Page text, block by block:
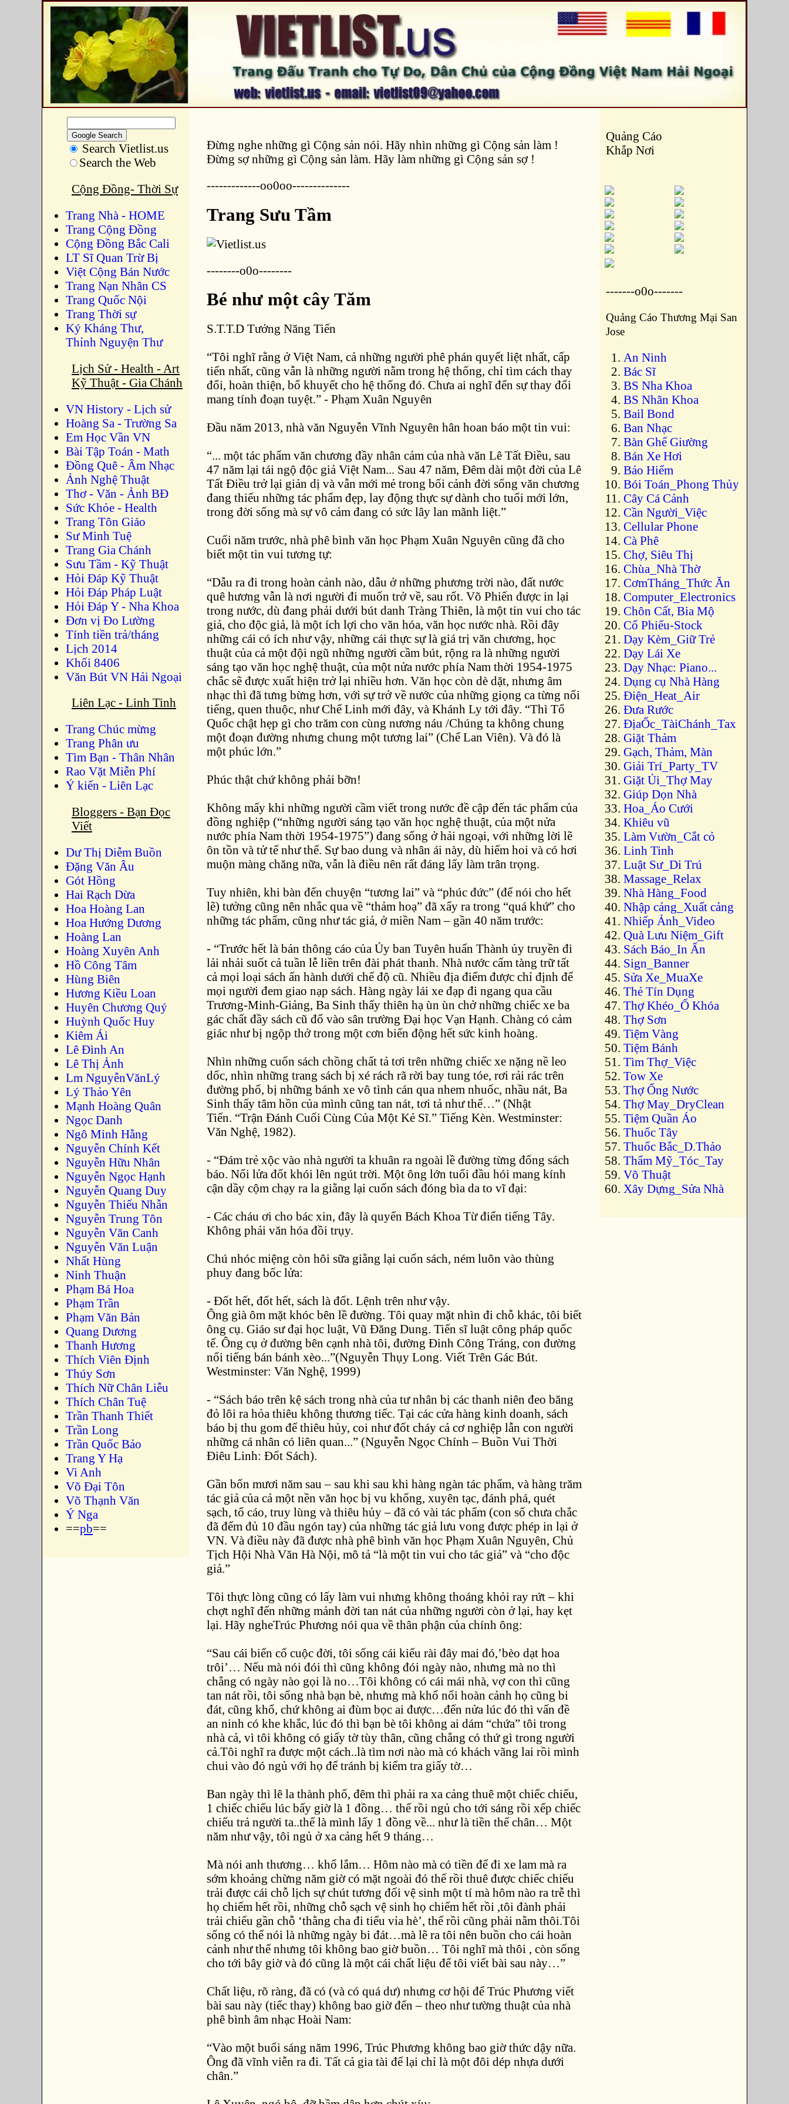
Search Vietlist.us
Search the Web
Cộng Đồng- Thời Sự
Trang Nhà - HOME
Trang Cộng Đồng
Cộng Đồng Bắc Cali
LT Sĩ Quan Trừ Bị
Việt Cộng Bán Nước
Trang Nạn Nhân CS
Trang Quốc Nội
Trang Thời sự
Ký Kháng Thư,
Thỉnh Nguyện Thư
Lịch Sử - Health - Art
Kỹ Thuật - Gia Chánh
VN History - Lịch sử
Hoàng Sa - Trường Sa
Em Học Vần VN
Bài Tập Toán - Math
Đồng Quê - Âm Nhạc
Ảnh Nghệ Thuật
Thơ - Văn - Ảnh BĐ
Sức Khỏe - Health
Trang Tôn Giáo
Sư Minh Tuệ
Trang Gia Chánh
Sưu Tầm - Kỹ Thuật
Hỏi Đáp Kỹ Thuật
Hỏi Đáp Pháp Luật
Hỏi Đáp Y - Nha Khoa
Đơn vị Đo Lường
Tính tiền trả/tháng
Lịch 2014
Khối 8406
Văn Bút VN Hải Ngoại
Liên Lạc - Linh Tinh
Trang Chúc mừng
Trang Phân ưu
Tìm Bạn - Thân Nhân
Rao Vặt Miễn Phí
Ý kiến - Liên Lạc
Bloggers - Bạn Đọc
Viết
Dư Thị Diễm Buồn
Ðặng Văn Âu
Gót Hồng
Hai Rạch Dừa
Hoa Hoàng Lan
Hoa Hướng Dương
Hoàng Lan
Hoàng Xuyên Anh
Hồ Công Tâm
Hùng Biên
Hương Kiều Loan
Huyên Chương Quý
Huỳnh Quốc Huy
Kiêm Ái
Lê Đình An
Lê Thị Ảnh
Lm NguyễnVănLý
Lý Thảo Yên
Mạnh Hoàng Quân
Ngọc Danh
Ngô Minh Hằng
Nguyễn Chính Kết
Nguyễn Hữu Nhân
Nguyễn Ngọc Hạnh
Nguyễn Quang Duy
Nguyễn Thiếu Nhẫn
Nguyễn Trung Tôn
Nguyễn Văn Canh
Nguyễn Văn Luận
Nhất Hùng
Ninh Thuận
Phạm Bá Hoa
Phạm Trần
Phạm Văn Bản
Quang Dương
Thanh Hương
Thích Viên Định
Thúy Sơn
Thích Nữ Chân Liễu
Thích Chân Tuệ
Trần Thanh Thiết
Trần Long
Trần Quốc Bảo
Trang Y Hạ
Vi Anh
Võ Đại Tôn
Võ Thạnh Văn
Ý Nga
==pb==
Quảng Cáo
Khắp Nơi
-------o0o-------
Quảng Cáo Thương Mại San
Jose
An Ninh
Bác Sĩ
BS Nha Khoa
BS Nhãn Khoa
Bail Bond
Ban Nhạc
Bàn Ghế Giường
Bán Xe Hơi
Bảo Hiểm
Bói Toán_Phong Thủy
Cây Cá Cảnh
Cần Người_Việc
Cellular Phone
Cà Phê
Chợ, Siêu Thị
Chùa_Nhà Thờ
CơmTháng_Thức Ăn
Computer_Electronics
Chôn Cất, Bia Mộ
Cổ Phiếu-Stock
Dạy Kèm_Giữ Trẻ
Dạy Lái Xe
Dạy Nhạc: Piano...
Dụng cụ Nhà Hàng
Điện_Heat_Air
Đưa Rước
ĐịaỐc_TàiChánh_Tax
Giặt Thảm
Gạch, Thảm, Màn
Giải Trí_Party_TV
Giặt Ủi_Thợ May
Giúp Dọn Nhà
Hoa_Áo Cưới
Khiêu vũ
Làm Vườn_Cắt cỏ
Linh Tinh
Luật Sư_Di Trú
Massage_Relax
Nhà Hàng_Food
Nhập cảng_Xuất cảng
Nhiếp Ảnh_Video
Quà Lưu Niệm_Gift
Sách Báo_In Ấn
Sign_Banner
Sửa Xe_MuaXe
Thẻ Tín Dụng
Thợ Khéo_Ổ Khóa
Thợ Sơn
Tiệm Vàng
Tiệm Bánh
Tìm Thợ_Việc
Tow Xe
Thợ Ống Nước
Thợ May_DryClean
Tiệm Quần Áo
Thuốc Tây
Thuốc Bắc_D.Thảo
Thẩm Mỹ_Tóc_Tay
Võ Thuật
Xây Dựng_Sửa Nhà
Đừng nghe những gì Cộng sản nói. Hãy nhìn những gì Cộng sản làm !
Đừng sợ những gì Cộng sản làm. Hãy làm những gì Cộng sản sợ !
-------------oo0oo--------------
Trang Sưu Tầm
--------o0o--------
Bé như một cây Tăm
S.T.T.D Tưởng Năng Tiến
“Tôi nghĩ rằng ở Việt Nam, cả những người phê phán quyết liệt nhất, cấp
tiến nhất, cũng vẫn là những người nằm trong hệ thống, chỉ tìm cách thay
đổi, hoàn thiện, bổ khuyết cho hệ thống đó. Chưa ai nghĩ đến sự thay đổi
mang tính đoạn tuyệt.” - Phạm Xuân Nguyên
Đầu năm 2013, nhà văn Nguyễn Vĩnh Nguyên hân hoan báo một tin vui:
“... một tác phẩm văn chương đầy nhân cảm của nhà văn Lê Tất Điều, sau
47 năm lại tái ngộ độc giả Việt Nam... Sau 47 năm, Đêm dài một đời của Lê
Tất Điều trở lại giản dị và vẫn mới mẻ trong bối cảnh đời sống văn chương
đang thiếu những tác phẩm đẹp, lay động thực sự dành cho tuổi mới lớn,
trong đời sống mà sự vô cảm đang có sức lây lan mãnh liệt.”
Cuối năm trước, nhà phê bình văn học Phạm Xuân Nguyên cũng đã cho
biết một tin vui tương tự:
“Dẫu ra đi trong hoàn cảnh nào, dẫu ở những phương trời nào, đất nước
quê hương vẫn là nơi người đi muốn trở về, sau rốt. Võ Phiến được in lại
trong nước, dù đang phải dưới bút danh Tràng Thiên, là một tin vui cho tác
giả, cho độc giả, là một ích lợi cho văn hóa, văn học nước nhà. Rồi đây
những cái có ích như vậy, những cái thực sự là giá trị văn chương, học
thuật của cả một đội ngũ những người cầm bút, rộng ra là những người
sáng tạo văn học nghệ thuật, của một nửa nước phía Nam thời 1954-1975
chắc sẽ được xuất hiện trở lại nhiều hơn. Văn học còn dè dặt, nhưng âm
nhạc thì đã tưng bừng hơn, với sự trở về nước của những giọng ca từng nổi
tiếng, quen thuộc, như Chế Linh mới đây, và Khánh Ly tới đây. “Thì Tổ
Quốc chật hẹp gì cho trăm con cùng nương náu /Chúng ta không chung
một đoạn đường nhưng chung một tương lai” (Chế Lan Viên). Và đó là
một phúc lớn.”
Phúc thật chứ không phải bỡn!
Không mấy khi những người cầm viết trong nước đề cập đến tác phẩm của
đồng nghiệp (“những người sáng tạo văn học nghệ thuật, của một nửa
nước phía Nam thời 1954-1975”) đang sống ở hải ngoại, với những lời lẽ
ôn tồn và tử tế như thế. Sự bao dung và nhân ái này, dù hiếm hoi và có hơi
muộn màng chăng nữa, vẫn là điều nên rất đáng lấy làm trân trọng.
Tuy nhiên, khi bàn đến chuyện “tương lai” và “phúc đức” (để nói cho hết
lẽ) tưởng cũng nên nhắc qua về “thảm hoạ” đã xẩy ra trong “quá khứ” cho
những tác phẩm, cũng như tác giả, ở miền Nam – gần 40 năm trước:
- “Trước hết là bản thông cáo của Ủy ban Tuyên huấn Thành ủy truyền đi
lải nhải suốt cả tuần lễ liền trên đài phát thanh. Nhà nước cấm tàng trữ tất
cả mọi loại sách ấn hành dưới chế độ cũ. Nhiều địa điểm được chỉ định để
mọi người đem giao nạp sách. Hàng ngày lái xe đạp đi ngang qua cầu
Trương-Minh-Giảng, Ba Sinh thấy thiên hạ ùn ùn chở những chiếc xe ba
gác chất đầy sách cũ đổ vào sân trường Đại học Vạn Hạnh. Chàng có cảm
giác như bị ngộp thở trong một cơn biến động hết sức kinh hoàng.
Nhìn những cuốn sách chồng chất tả tơi trên những chiếc xe nặng nề leo
dốc, nhìn những trang sách bị xé rách rã rời bay tung tóe, rơi rải rác trên
đường phố, bị những bánh xe vô tình cán qua nhem nhuốc, nhầu nát, Ba
Sinh thấy tâm hồn của mình cũng tan nát, tơi tả như thế…” (Nhật
Tiến. “Trận Đánh Cuối Cùng Của Một Kẻ Sĩ.” Tiếng Kèn. Westminster:
Văn Nghệ, 1982).
- “Đám trẻ xộc vào nhà người ta khuân ra ngoài lề đường từng đống sách
báo. Nổi lửa đốt khói lên ngút trời. Một ông lớn tuổi đầu hói mang kính
cận dầy cộm chạy ra la giằng lại cuốn sách đóng bìa da to vĩ đại:
- Các cháu ơi cho bác xin, đây là quyển Bách Khoa Từ điển tiếng Tây.
Không phải văn hóa đồi trụy.
Chú nhóc miệng còn hôi sữa giằng lại cuốn sách, ném luôn vào thùng
phuy đang bốc lửa:
- Đốt hết, đốt hết, sách là đốt. Lệnh trên như vậy.
Ông già ôm mặt khóc bên lề đường. Tôi quay mặt nhìn đi chỗ khác, tôi biết
ông cụ. Giáo sư đại học luật, Vũ Đăng Dung. Tiến sĩ luật công pháp quốc
tế. Ông cụ ở đường bên cạnh nhà tôi, đường Đinh Công Tráng, con đường
nổi tiếng bán bánh xèo...”(Nguyễn Thụy Long. Viết Trên Gác Bút.
Westminster: Văn Nghệ, 1999)
- “Sách báo trên kệ sách trong nhà của tư nhân bị các thanh niên đeo băng
đỏ lôi ra hỏa thiêu không thương tiếc. Tại các cửa hàng kinh doanh, sách
báo bị thu gom để thiêu hủy, coi như đốt cháy cả cơ nghiệp lẫn con người
những cá nhân có liên quan...” (Nguyễn Ngọc Chính – Buồn Vui Thời
Điêu Linh: Đốt Sách).
Gần bốn mươi năm sau – sau khi sau khi hàng ngàn tác phẩm, và hàng trăm
tác giả của cả một nền văn học bị vu khống, xuyên tạc, đánh phá, quét
sạch, tố cáo, truy lùng và thiêu hủy – đã có vài tác phẩm (con số chưa chắc
đã đếm đủ 10 đầu ngón tay) của những tác giả lưu vong được phép in lại ở
VN. Và điều này đã được nhà phê bình văn học Phạm Xuân Nguyên, Chủ
Tịch Hội Nhà Văn Hà Nội, mô tả “là một tin vui cho tác giả” và “cho độc
giả.”
Tôi thực lòng cũng có lấy làm vui nhưng không thoáng khỏi ray rứt – khi
chợt nghĩ đến những mảnh đời tan nát của những người còn ở lại, hay kẹt
lại. Hãy ngheTrúc Phương nói qua về thân phận của chính ông:
“Sau cái biến cố cuộc đời, tôi sống cái kiểu rài đây mai đó,’bèo dạt hoa
trôi’… Nếu mà nói đói thì cũng không đói ngày nào, nhưng mà no thì
chẳng có ngày nào gọi là no…Tôi không có cái mái nhà, vợ con thì cũng
tan nát rồi, tôi sống nhà bạn bè, nhưng mà khổ nổi hoàn cảnh họ cũng bi
đát, cũng khổ, chứ không ai đùm bọc ai được…đến nửa lúc đó thì vấn đề
an ninh có khe khắc, lúc đó thì bạn bè tôi không ai dám “chứa” tôi trong
nhà cả, vì tôi không có giấy tờ tùy thân, cũng chẳng có thứ gì trong người
cả.Tôi nghĩ ra được một cách..là tìm nơi nào mà có khách vãng lai rồi mình
chui vào đó ngủ với họ để tránh bị kiểm tra giấy tờ…
Ban ngày thì lê la thành phố, đêm thì phải ra xa cảng thuê một chiếc chiếu,
1 chiếc chiếu lúc bấy giờ là 1 đồng… thế rồi ngủ cho tới sáng rồi xếp chiếc
chiếu trả người ta..thế là mình lấy 1 đồng về... như là tiền thế chân… Một
năm như vậy, tôi ngủ ở xa cảng hết 9 tháng…
Mà nói anh thương… khổ lắm… Hôm nào mà có tiền để đi xe lam mà ra
sớm khoảng chừng năm giờ có mặt ngoài đó thế rồi thuê được chiếc chiếu
trải được cái chỗ lịch sự chút tương đối vệ sinh một tí mà hôm nào ra trễ thì
họ chiếm hết rồi, những chỗ sạch vệ sinh họ chiếm hết rồi ,tôi đành phải
trải chiếu gần chỗ ‘thằng cha đi tiểu vỉa hè’, thế rồi cũng phải nằm thôi.Tôi
sống có thể nói là những ngày bi đát…mà lẽ ra tôi nên buồn cho cái hoàn
cảnh như thế nhưng tôi không bao giờ buồn… Tôi nghĩ mà thôi , còn sống
cho tới bây giờ và đó cũng là một cái chất liệu để tôi viết bài sau này…”
Chất liệu, rõ ràng, đã có (và có quá dư) nhưng cơ hội để Trúc Phương viết
bài sau này (tiếc thay) không bao giờ đến – theo như tường thuật của nhà
phê bình âm nhạc Hoài Nam:
“Vào một buổi sáng năm 1996, Trúc Phương không bao giờ thức dậy nữa.
Ông đã vĩnh viễn ra đi. Tất cả gia tài để lại chỉ là một đôi dép nhựa dưới
chân.”